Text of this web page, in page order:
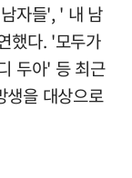
자들', ' 내 남
했다. '모두가
두아' 등 최근
생을 대상으로